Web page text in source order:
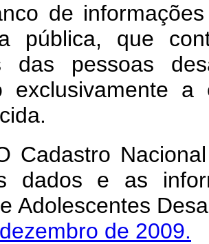
de
pública, que
das pessoas
exclusivamente
Cadastro
dados e as
Adolescentes
de 2009.